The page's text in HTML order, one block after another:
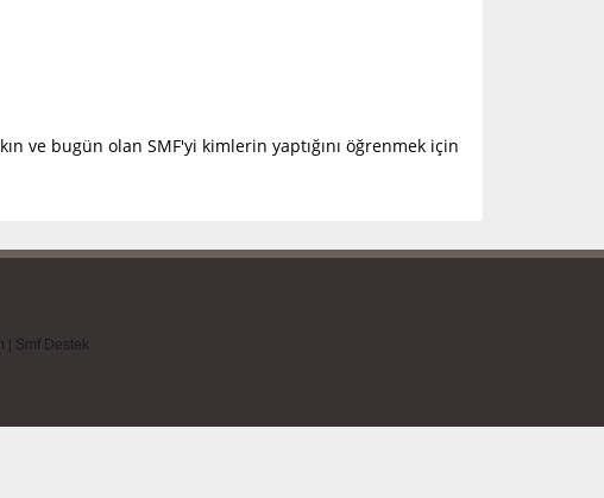
ve bugün olan SMF'yi kimlerin yaptığını öğrenmek için
| Smf Destek